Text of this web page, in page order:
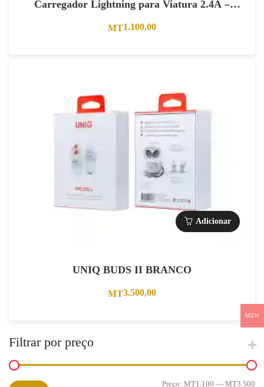
Carregador Lightning para Viatura 2.4A –
Cinzento.
MT1.100,00
Adicionar
UNIQ BUDS II BRANCO
MT3.500,00
Filtrar por preço
Preço
Preço Preço: MT1.100 — MT3.500
MZN